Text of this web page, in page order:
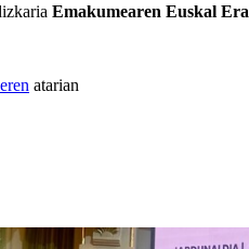
Emakumearen Euskal
atarian